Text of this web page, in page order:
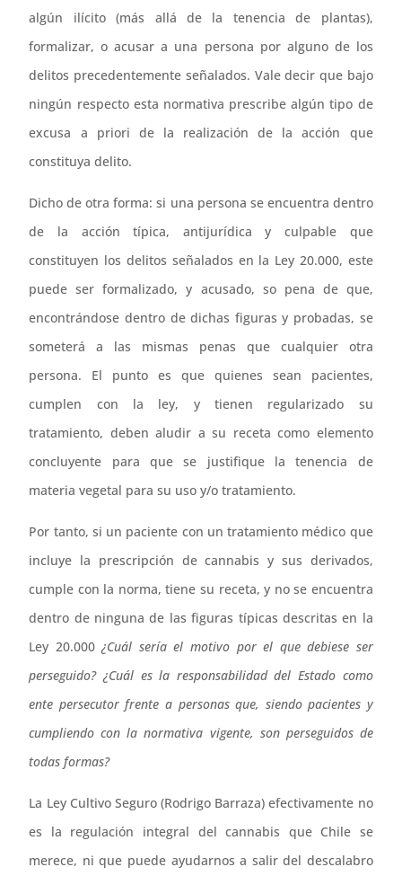
algún ilícito (más allá de la tenencia de plantas),
formalizar, o acusar a una persona por alguno de los
delitos precedentemente señalados. Vale decir que bajo
ningún respecto esta normativa prescribe algún tipo de
excusa a priori de la realización de la acción que
constituya delito.
Dicho de otra forma: si una persona se encuentra dentro
de la acción típica, antijurídica y culpable que
constituyen los delitos señalados en la Ley 20.000, este
puede ser formalizado, y acusado, so pena de que,
encontrándose dentro de dichas figuras y probadas, se
someterá a las mismas penas que cualquier otra
persona. El punto es que quienes sean pacientes,
cumplen con la ley, y tienen regularizado su
tratamiento, deben aludir a su receta como elemento
concluyente para que se justifique la tenencia de
materia vegetal para su uso y/o tratamiento.
Por tanto, si un paciente con un tratamiento médico que
incluye la prescripción de cannabis y sus derivados,
cumple con la norma, tiene su receta, y no se encuentra
dentro de ninguna de las figuras típicas descritas en la
Ley 20.000¿Cuál sería el motivo por el que debiese ser
perseguido? ¿Cuál es la responsabilidad del Estado como
ente persecutor frente a personas que, siendo pacientes y
cumpliendo con la normativa vigente, son perseguidos de
todas formas?
La Ley Cultivo Seguro (Rodrigo Barraza) efectivamente no
es la regulación integral del cannabis que Chile se
merece, ni que puede ayudarnos a salir del descalabro